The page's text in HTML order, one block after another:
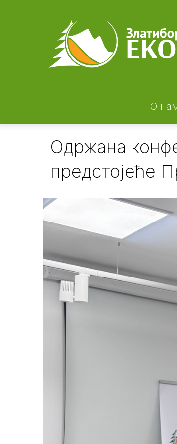
О
Одржана
предстојеће